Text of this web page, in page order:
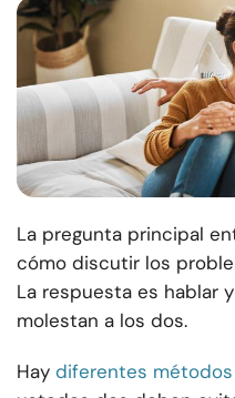
La pregunta principal
cómo discutir los
La respuesta es hablar
molestan a los dos.
Hay diferentes